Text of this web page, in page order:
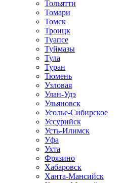
Тольятти
Томари
Томск
Троицк
Туапсе
Туймазы
Тула
Туран
Тюмень
Узловая
Улан-Удэ
Ульяновск
Усолье-Сибирское
Уссурийск
Усть-Илимск
Уфа
Ухта
Фрязино
Хабаровск
Ханта-Мансийск